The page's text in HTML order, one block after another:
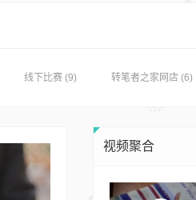
线下比赛(9) 转笔者之家网店(6)
视频聚合